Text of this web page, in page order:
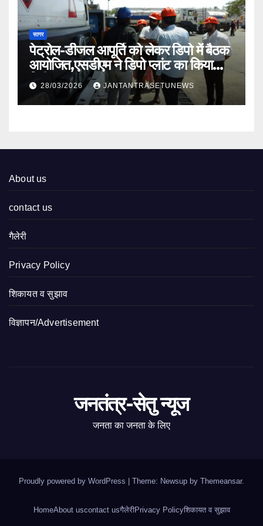
सागर
पेट्रोल-डीजल आपूर्ति को लेकर डिपो में बैठक
आयोजित,एसडीएम ने डिपो प्लांट का किया
निरीक्षण
28/03/2026 JANTANTRASETUNEWS
About us
contact us
गैलेरी
Privacy Policy
शिकायत व सुझाव
विज्ञापन/Advertisement
जनतंत्र-सेतु न्यूज
जनता का जनता के लिए
Proudly powered by WordPress Theme: Newsup by Themeansar.
HomeAbout uscontact usगैलेरीPrivacy Policyशिकायत व सुझाव